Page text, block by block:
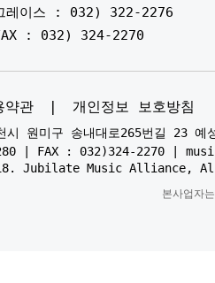
레이스 : 032) 322-2276
: 032) 324-2270
약관 개인정보 보호방침
원미구 송내대로265번길 23 예
| FAX : 032)324-2270 |
Jubilate Music Alliance,
본사업자는